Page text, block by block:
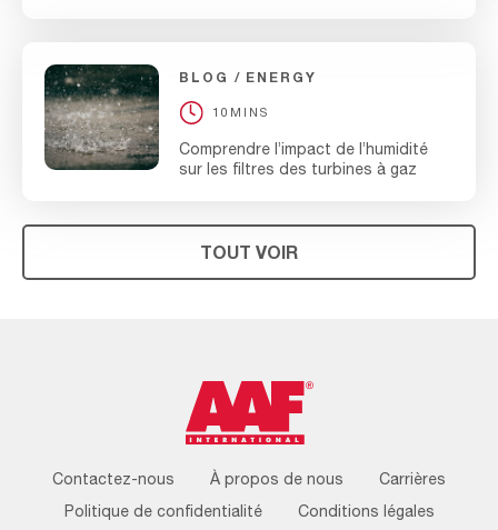
BLOG ENERGY
10MINS
Comprendre l’impact de l’humidité
sur les filtres des turbines à gaz
TOUT VOIR
Footer
Menu
Contactez-nous À propos de nous
Carrières
Politique de confidentialité
Conditions légales